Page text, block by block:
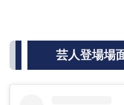
芸人登場場